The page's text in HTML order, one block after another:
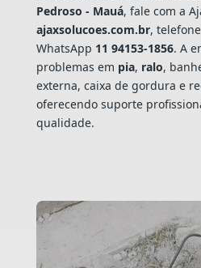
Pedroso - Mauá, fale com a
ajaxsolucoes.com.br, telefone
WhatsApp 11 94153-1856. A
problemas em pia, ralo,
externa, caixa de gordura e
oferecendo suporte
qualidade.